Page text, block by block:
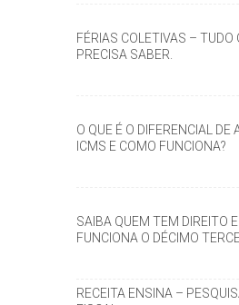
FÉRIAS COLETIVAS – TUDO
PRECISA SABER.
O QUE É O DIFERENCIAL DE
ICMS E COMO FUNCIONA?
SAIBA QUEM TEM DIREITO
FUNCIONA O DÉCIMO
RECEITA ENSINA –